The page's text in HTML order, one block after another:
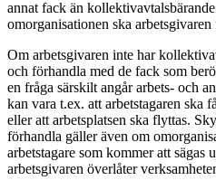
annat fack än
omorganisationen ska
Om arbetsgivaren inte har
och förhandla med de fack som
en fråga särskilt angår arbets- och
kan vara t.ex. att arbetstagaren ska
eller att arbetsplatsen ska flyttas.
förhandla gäller även om
arbetstagare som kommer att sägas
arbetsgivaren överlåter